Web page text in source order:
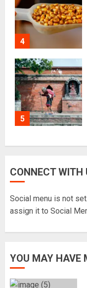
4
5
CONNECT WITH
Social menu is not
assign it to Social
YOU MAY HAVE